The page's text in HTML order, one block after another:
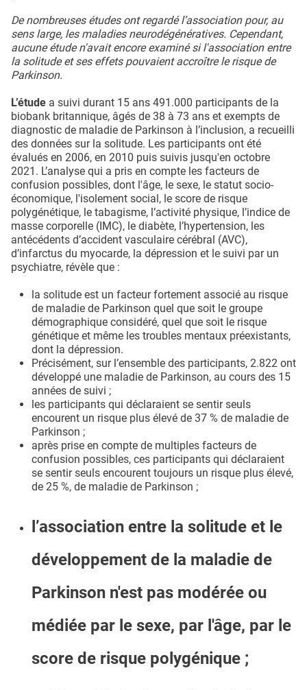
De nombreuses études ont regardé l’association pour, au
sens large, les maladies neurodégénératives. Cependant,
aucune étude n'avait encore examiné si l'association entre
la solitude et ses effets pouvaient accroître le risque de
Parkinson.
L’étude a suivi durant 15 ans 491.000 participants de la
biobank britannique, âgés de 38 à 73 ans et exempts de
diagnostic de maladie de Parkinson à l’inclusion, a recueilli
des données sur la solitude. Les participants ont été
évalués en 2006, en 2010 puis suivis jusqu'en octobre
2021. L’analyse qui a pris en compte les facteurs de
confusion possibles, dont l'âge, le sexe, le statut socio-
économique, l'isolement social, le score de risque
polygénétique, le tabagisme, l’activité physique, l’indice de
masse corporelle (IMC), le diabète, l’hypertension, les
antécédents d’accident vasculaire cérébral (AVC),
d’infarctus du myocarde, la dépression et le suivi par un
psychiatre, révèle que :
la solitude est un facteur fortement associé au risque
de maladie de Parkinson quel que soit le groupe
démographique considéré, quel que soit le risque
génétique et même les troubles mentaux préexistants,
dont la dépression.
Précisément, sur l’ensemble des participants, 2.822 ont
développé une maladie de Parkinson, au cours des 15
années de suivi ;
les participants qui déclaraient se sentir seuls
encourent un risque plus élevé de 37 % de maladie de
Parkinson ;
après prise en compte de multiples facteurs de
confusion possibles, ces participants qui déclaraient
se sentir seuls encourent toujours un risque plus élevé,
de 25 %, de maladie de Parkinson ;
l’association entre la solitude et le
développement de la maladie de
Parkinson n'est pas modérée ou
médiée par le sexe, par l'âge, par le
score de risque polygénique ;